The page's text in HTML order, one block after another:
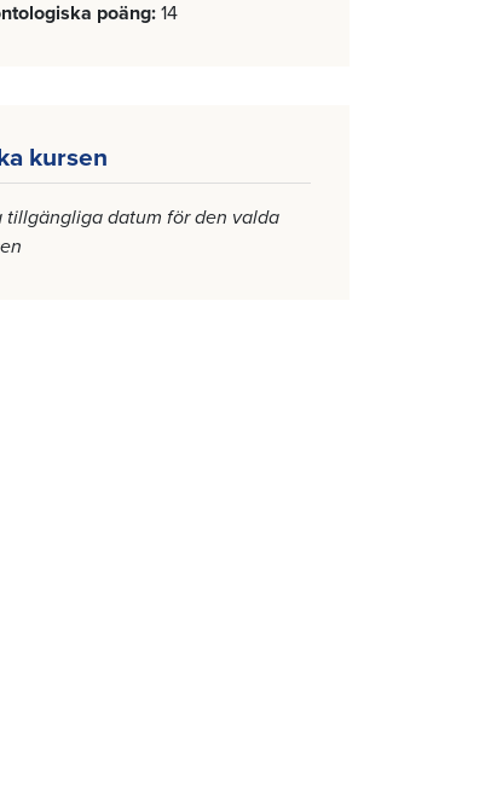
poäng 14
kursen
tillgängliga datum för den valda